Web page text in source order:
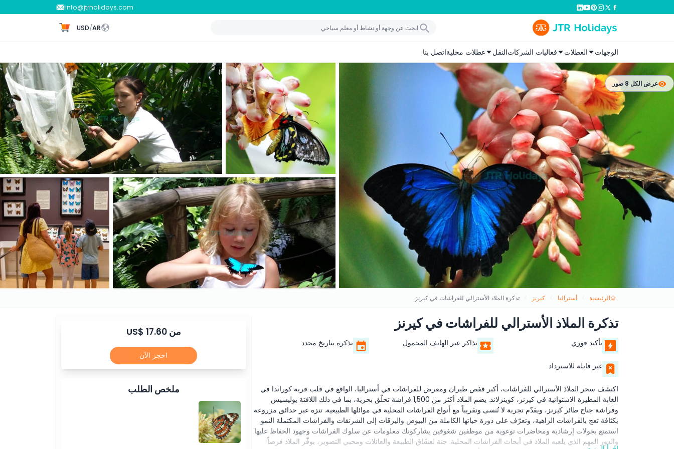
info@jtrholidays.com
AR
/
USD
الوجهات العطلات فعاليات الشركاتالنقل عطلات محليةاتصل بنا
عرض الكل 8 صور
الرئيسية أستراليا كيرنز تذكرة الملاذ الأسترالي للفراشات في كيرنز
تذكرة الملاذ الأسترالي للفراشات في كيرنز
تأكيد فوري تذاكر عبر الهاتف المحمول تذكرة بتاريخ محدد
غير قابلة للاسترداد
اكتشف سحر الملاذ الأسترالي للفراشات، أكبر قفص طيران ومعرض للفراشات في أستراليا، الواقع في قلب قرية كوراندا في
الغابة المطيرة الاستوائية في كيرنز، كوينزلاند. يضم الملاذ أكثر من 1,500 فراشة تحلّق بحرية، بما في ذلك اللافتة يوليسيس
وفراشة جناح طائر كيرنز، ويقدّم تجربة لا تُنسى وتقريباً مع أنواع الفراشات المحلية في موائلها الطبيعية. تنزه عبر حدائق مزروعة
بكثافة تعج بالفراشات الزاهية، وتعرّف على دورة حياتها الكاملة من البيوض واليرقات إلى الشرنقات والفراشات المكتملة النمو.
استمتع بجولات إرشادية ومحاضرات توعوية من موظفين شغوفين يشاركونك معلومات عن سلوك الفراشات وجهود الحفاظ عليها
والدور المهم الذي يلعبه الملاذ في أبحاث الفراشات المحلية. جنة لعشّاق الطبيعة والعائلات ومحبي التصوير، يوفّر الملاذ فرصاً
من US$ 17.60
احجز الآن
ملخص الطلب